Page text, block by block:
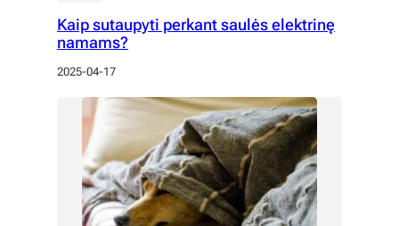
Kaip sutaupyti perkant saulės elektrinę
namams?
2025-04-17